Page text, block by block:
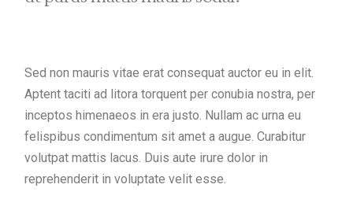
Sed non mauris vitae erat consequat auctor eu in elit.
Aptent taciti ad litora torquent per conubia nostra, per
inceptos himenaeos in era justo. Nullam ac urna eu
felispibus condimentum sit amet a augue. Curabitur
volutpat mattis lacus. Duis aute irure dolor in
reprehenderit in voluptate velit esse.